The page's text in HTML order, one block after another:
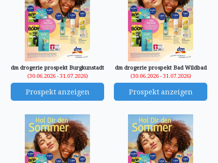
dm drogerie prospekt Burgkunstadt
(30.06.2026 - 31.07.2026)
Prospekt anzeigen
dm drogerie prospekt Bad Wildbad
(30.06.2026 - 31.07.2026)
Prospekt anzeigen